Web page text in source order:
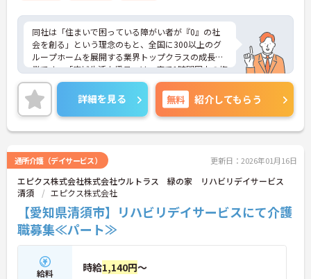
同社は「住まいで困っている障がい者が『0』の社
会を創る」という理念のもと、全国に300以上のグ
ループホームを展開する業界トップクラスの成長企
業です。「広域生活支援員」は、車で1時間圏内の複
数施設を横断的に担当し、現場支援とパートスタッ
フのサポートを行うハイクラスなポジションです。
最新設備とバリアフリーが完備され、スタッフの身
体的負担が少なく、広域手当5万円が付与されるこ
とで高い給与水準を実現しています。年間休日114
効率化など、ワークライフバランスを保ちながら定
年70歳まで長期的に活躍できる制度が盤石に整って
います。複数施設を経験することで培われるマネジ
メント視点は、将来的なエリアマネージャーへのキ
ャリアアップにも直結しており、最新の環境で専門
性を発揮したいプロフェッショナルの方にお勧めで
す。
★おすすめPOINT★
・広域支援員として複数のホームを巡るため、各ホ
詳細を見る 無料 紹介してもらう
通所介護（デイサービス） 更新日：2026年01月16日
エピクス株式会社株式会社ウルトラス 緑の家 リハビリデイサービス
清須
エピクス株式会社
【愛知県清須市】リハビリデイサービスにて介護
職募集≪パート≫
給料 時給1,140円～